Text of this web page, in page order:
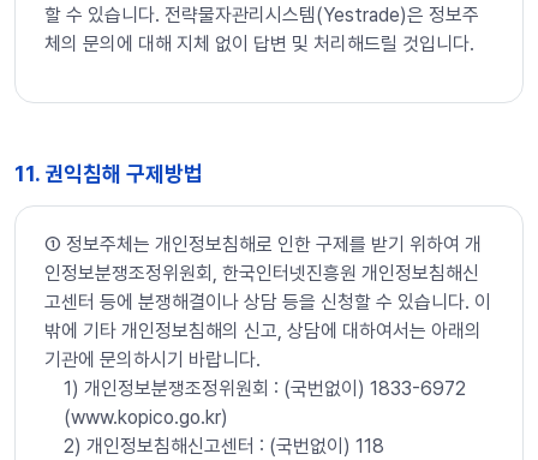
할 수 있습니다. 전략물자관리시스템(Yestrade)은 정보주
체의 문의에 대해 지체 없이 답변 및 처리해드릴 것입니다.
11. 권익침해 구제방법
➀ 정보주체는 개인정보침해로 인한 구제를 받기 위하여 개
인정보분쟁조정위원회, 한국인터넷진흥원 개인정보침해신
고센터 등에 분쟁해결이나 상담 등을 신청할 수 있습니다. 이
밖에 기타 개인정보침해의 신고, 상담에 대하여서는 아래의
기관에 문의하시기 바랍니다.
1) 개인정보분쟁조정위원회 : (국번없이) 1833-6972
(www.kopico.go.kr)
2) 개인정보침해신고센터 : (국번없이) 118